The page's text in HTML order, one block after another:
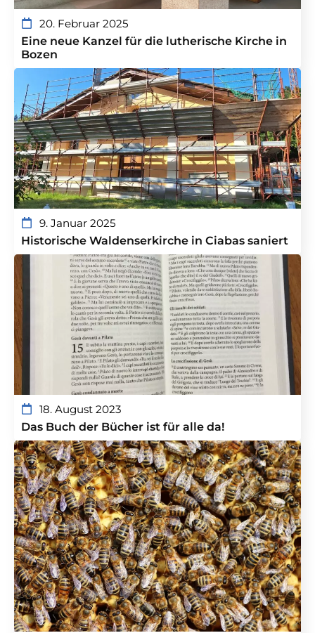
20. Februar 2025
Eine neue Kanzel für die lutherische Kirche in
Bozen
9. Januar 2025
Historische Waldenserkirche in Ciabas saniert
18. August 2023
Das Buch der Bücher ist für alle da!